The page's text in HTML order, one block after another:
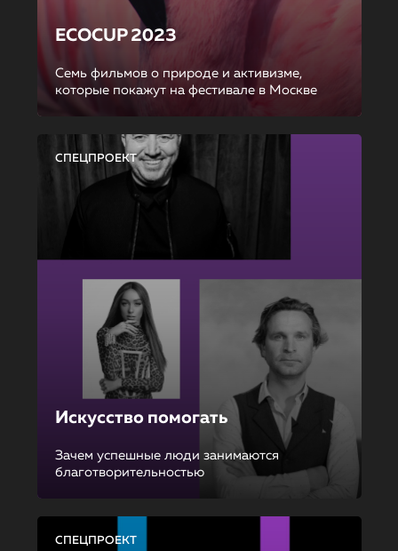
ECOCUP 2023
Семь фильмов о природе и активизме,
которые покажут на фестивале в Москве
СПЕЦПРОЕКТ
Искусство помогать
Зачем успешные люди занимаются
благотворительностью
СПЕЦПРОЕКТ